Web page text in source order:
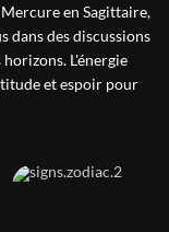
en Sagittaire,
dans des discussions
L'énergie
et espoir pour